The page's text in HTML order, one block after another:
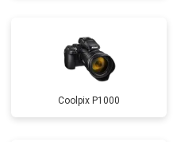
Coolpix P1000